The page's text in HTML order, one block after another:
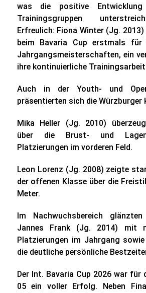
was die positive
Trainingsgruppen
Erfreulich: Fiona Winter (Jg.
beim Bavaria Cup erstmals für
Jahrgangsmeisterschaften, ein
ihre kontinuierliche
Auch in der Youth- und
präsentierten sich die Würzburger
Mika Heller (Jg. 2010)
über die Brust- und
Platzierungen im vorderen Feld.
Leon Lorenz (Jg. 2008) zeigte
der offenen Klasse über die
Meter.
Im Nachwuchsbereich
Jannes Frank (Jg. 2014) mit
Platzierungen im Jahrgang
die deutliche persönliche
Der Int. Bavaria Cup 2026 war für
05 ein voller Erfolg. Neben